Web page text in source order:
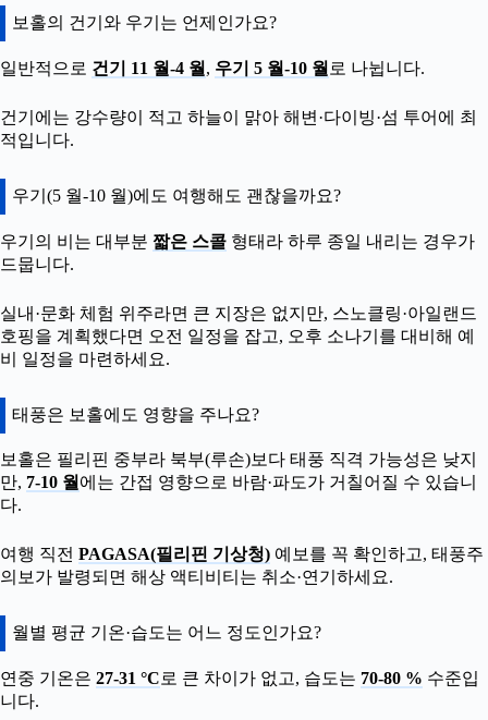
보홀의 건기와 우기는 언제인가요?
일반적으로 건기 11 월-4 월 , 우기 5 월-10 월 로 나뉩니다.
건기에는 강수량이 적고 하늘이 맑아 해변·다이빙·섬 투어에 최
적입니다.
우기(5 월-10 월)에도 여행해도 괜찮을까요?
우기의 비는 대부분 짧은 스콜 형태라 하루 종일 내리는 경우가
드뭅니다.
실내·문화 체험 위주라면 큰 지장은 없지만, 스노클링·아일랜드
호핑을 계획했다면 오전 일정을 잡고, 오후 소나기를 대비해 예
비 일정을 마련하세요.
태풍은 보홀에도 영향을 주나요?
보홀은 필리핀 중부라 북부(루손)보다 태풍 직격 가능성은 낮지
만, 7-10 월 에는 간접 영향으로 바람·파도가 거칠어질 수 있습니
다.
여행 직전 PAGASA(필리핀 기상청) 예보를 꼭 확인하고, 태풍주
의보가 발령되면 해상 액티비티는 취소·연기하세요.
월별 평균 기온·습도는 어느 정도인가요?
연중 기온은 27-31 °C로 큰 차이가 없고, 습도는 70-80 % 수준입
니다.